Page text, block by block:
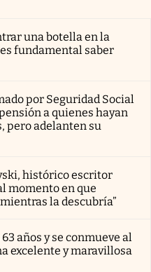
una botella en la
fundamental saber
por Seguridad Social
a quienes hayan
pero adelanten su
histórico escritor
momento en que
la descubría”
años y se conmueve al
excelente y maravillosa